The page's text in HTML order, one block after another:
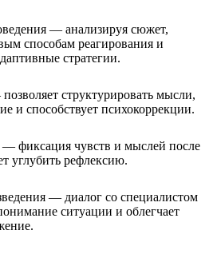
— анализируя сюжет,
способам реагирования и
стратегии.
структурировать мысли,
и способствует психокоррекции.
фиксация чувств и мыслей после
углубить рефлексию.
— диалог со специалистом
ситуации и облегчает